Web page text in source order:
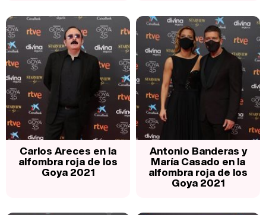
Carlos Areces en la
alfombra roja de los
Goya 2021
Antonio Banderas y
María Casado en la
alfombra roja de los
Goya 2021